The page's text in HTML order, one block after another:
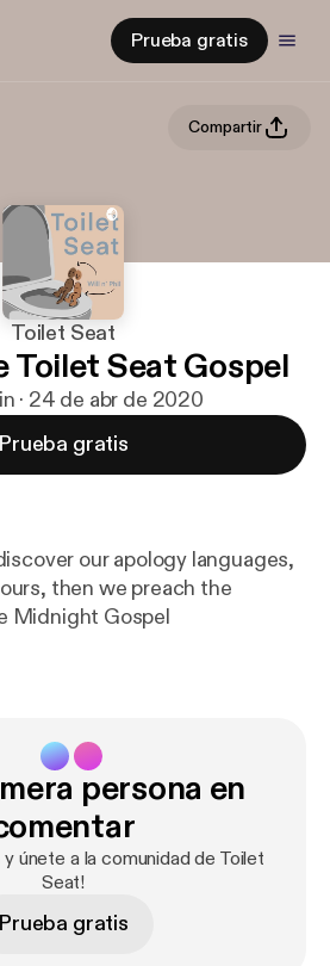
Prueba gratis
Compartir
Toilet Seat
Toilet Seat Gospel
· 24 de abr de 2020
Prueba gratis
our apology languages,
then we preach the
Midnight Gospel
persona en
y únete a la comunidad de Toilet
Seat!
Prueba gratis